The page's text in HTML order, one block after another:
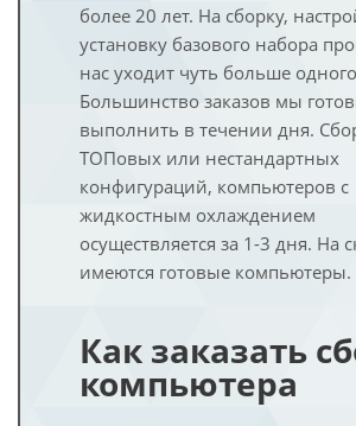
более 20 лет. На сборку,
установку базового набора
нас уходит чуть больше
Большинство заказов мы
выполнить в течении дня.
ТОПовых или нестандартных
конфигураций, компьютеров с
жидкостным охлаждением
осуществляется за 1-3 дня. На
имеются готовые компьютеры.
Как заказать
компьютера